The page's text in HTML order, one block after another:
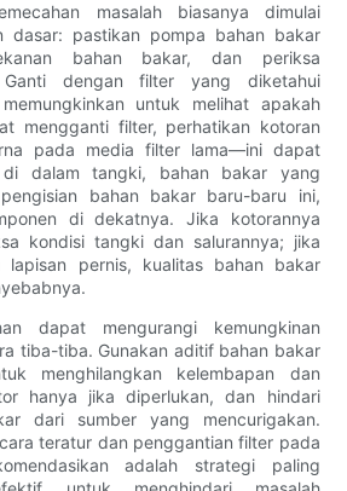
masalah biasanya dimulai
dasar: pastikan pompa bahan bakar
bahan bakar, dan periksa
Ganti dengan filter yang diketahui
untuk melihat apakah
mengganti filter, perhatikan kotoran
pada media filter lama—ini dapat
di dalam tangki, bahan bakar yang
bahan bakar baru-baru ini,
di dekatnya. Jika kotorannya
kondisi tangki dan salurannya; jika
lapisan pernis, kualitas bahan bakar
dapat mengurangi kemungkinan
tiba-tiba. Gunakan aditif bahan bakar
menghilangkan kelembapan dan
hanya jika diperlukan, dan hindari
dari sumber yang mencurigakan.
teratur dan penggantian filter pada
adalah strategi paling